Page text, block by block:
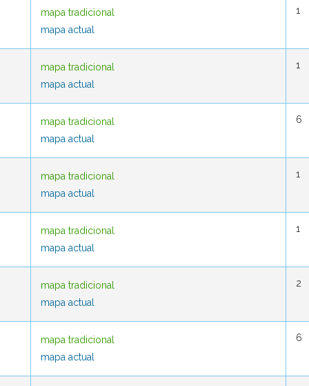
mapa tradicional
mapa actual
1
mapa tradicional
mapa actual
1
mapa tradicional
mapa actual
6
mapa tradicional
mapa actual
1
mapa tradicional
mapa actual
1
mapa tradicional
mapa actual
2
mapa tradicional
mapa actual
6
mapa tradicional
mapa actual
1
mapa tradicional
mapa actual
1
mapa tradicional
mapa actual
6
mapa tradicional
mapa actual
1
mapa tradicional
mapa actual
1
mapa tradicional
mapa actual
2
mapa tradicional
mapa actual
6